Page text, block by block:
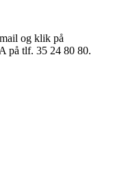
og klik på
på tlf. 35 24 80 80.